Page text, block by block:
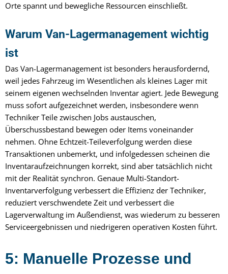
Orte spannt und bewegliche Ressourcen einschließt.
Warum Van-Lagermanagement wichtig
ist
Das Van-Lagermanagement ist besonders herausfordernd,
weil jedes Fahrzeug im Wesentlichen als kleines Lager mit
seinem eigenen wechselnden Inventar agiert. Jede Bewegung
muss sofort aufgezeichnet werden, insbesondere wenn
Techniker Teile zwischen Jobs austauschen,
Überschussbestand bewegen oder Items voneinander
nehmen. Ohne Echtzeit-Teileverfolgung werden diese
Transaktionen unbemerkt, und infolgedessen scheinen die
Inventaraufzeichnungen korrekt, sind aber tatsächlich nicht
mit der Realität synchron. Genaue Multi-Standort-
Inventarverfolgung verbessert die Effizienz der Techniker,
reduziert verschwendete Zeit und verbessert die
Lagerverwaltung im Außendienst, was wiederum zu besseren
Serviceergebnissen und niedrigeren operativen Kosten führt.
5: Manuelle Prozesse und